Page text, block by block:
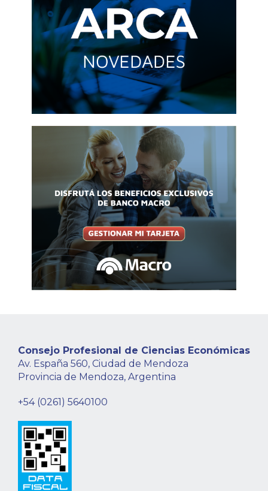
Consejo Profesional de Ciencias Económicas
Av. España 560, Ciudad de Mendoza
Provincia de Mendoza, Argentina
+54 (0261) 5640100